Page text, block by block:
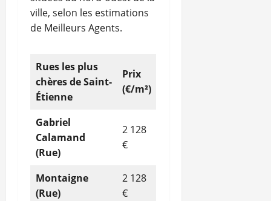
ville, selon les estimations
de Meilleurs Agents.
Rues les plus
chères de Saint-
Étienne
Prix
(€/m²)
Gabriel
Calamand
(Rue)
2 128
€
Montaigne
(Rue)
2 128
€